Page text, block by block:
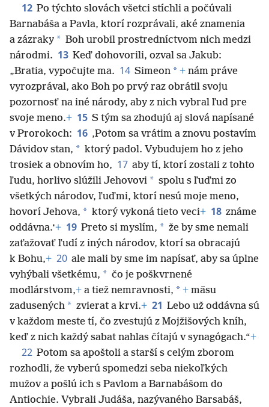
12 Po týchto slovách všetci stíchli a počúvali
Barnabáša a Pavla, ktorí rozprávali, aké znamenia
a zázraky * Boh urobil prostredníctvom nich medzi
národmi. 13 Keď dohovorili, ozval sa Jakub:
„Bratia, vypočujte ma. 14 Simeon * + nám práve
vyrozprával, ako Boh po prvý raz obrátil svoju
pozornosť na iné národy, aby z nich vybral ľud pre
svoje meno.+ 15 S tým sa zhodujú aj slová napísané
v Prorokoch: 16 ‚Potom sa vrátim a znovu postavím
Dávidov stan, * ktorý padol. Vybudujem ho z jeho
trosiek a obnovím ho, 17 aby tí, ktorí zostali z tohto
ľudu, horlivo slúžili Jehovovi * spolu s ľuďmi zo
všetkých národov, ľuďmi, ktorí nesú moje meno,
hovorí Jehova, * ktorý vykoná tieto veci+ 18 známe
oddávna.‘+ 19 Preto si myslím, * že by sme nemali
zaťažovať ľudí z iných národov, ktorí sa obracajú
k Bohu,+ 20 ale mali by sme im napísať, aby sa úplne
vyhýbali všetkému, * čo je poškvrnené
modlárstvom,+ a tiež nemravnosti, * + mäsu
zadusených * zvierat a krvi.+ 21 Lebo už oddávna sú
v každom meste tí, čo zvestujú z Mojžišových kníh,
keď z nich každý sabat nahlas čítajú v synagógach.“+
22 Potom sa apoštoli a starší s celým zborom
rozhodli, že vyberú spomedzi seba niekoľkých
mužov a pošlú ich s Pavlom a Barnabášom do
Antiochie. Vybrali Judáša, nazývaného Barsabáš,